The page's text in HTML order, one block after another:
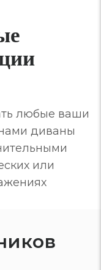
любые ваши
диваны
или